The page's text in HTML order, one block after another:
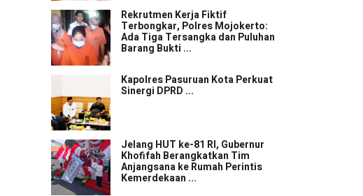
Rekrutmen Kerja Fiktif
Terbongkar, Polres Mojokerto:
Ada Tiga Tersangka dan Puluhan
Barang Bukti ...
Kapolres Pasuruan Kota Perkuat
Sinergi DPRD ...
Jelang HUT ke-81 RI, Gubernur
Khofifah Berangkatkan Tim
Anjangsana ke Rumah Perintis
Kemerdekaan ...